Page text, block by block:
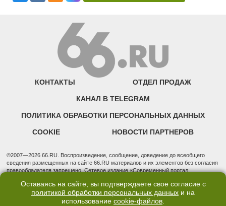
КОНТАКТЫ ОТДЕЛ ПРОДАЖ
КАНАЛ В TELEGRAM
ПОЛИТИКА ОБРАБОТКИ ПЕРСОНАЛЬНЫХ ДАННЫХ
COOKIE НОВОСТИ ПАРТНЕРОВ
©2007—2026 66.RU. Воспроизведение, сообщение, доведение до всеобщего
сведения размещенных на сайте 66.RU материалов и их элементов без согласия
правообладателя запрещено. Сетевое издание «Современный портал
надзору в сфере связи, информационных технологий и массовых коммуникаций
(Роскомнадзор). Регистрационный номер ЭЛ № ФС 77 - 76634 от 02.09.2019
Учредитель: Общество с ограниченной ответственностью "66.ру". Юридический
Оставаясь на сайте, вы подтверждаете свое согласие с
политикой обработки персональных данных и на
использование cookie-файлов.